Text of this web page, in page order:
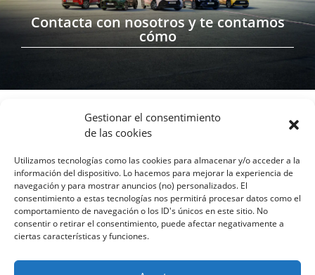
Gestionar el consentimiento
de las cookies
Utilizamos tecnologías como las cookies para almacenar y/o acceder a la
información del dispositivo. Lo hacemos para mejorar la experiencia de
navegación y para mostrar anuncios (no) personalizados. El
consentimiento a estas tecnologías nos permitirá procesar datos como el
comportamiento de navegación o los ID's únicos en este sitio. No
consentir o retirar el consentimiento, puede afectar negativamente a
ciertas características y funciones.
Contacta con nosotros y te contamos
cómo
Concesionario certificado
Econcesionario
Certificado por cumplir con ciertos
estándares de sostenibilidad,
eficiencia energética y
responsabilidad ambiental.